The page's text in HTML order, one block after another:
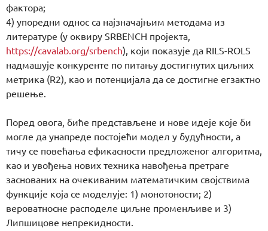
фактора;
4) упоредни однос са најзначајњим методама из
литературе (у оквиру SRBENCH пројекта,
https://cavalab.org/srbench), који показује да RILS-ROLS
надмашује конкуренте по питању достигнутих циљних
метрика (R2), као и потенцијала да се достигне егзактно
решење.
Поред овога, биће представљене и нове идеје које би
могле да унапреде постојећи модел у будућности, а
тичу се повећања ефикасности предложеног алгоритма,
као и увођења нових техника навођења претраге
заснованих на очекиваним математичким својствима
функције која се моделује: 1) монотоности; 2)
вероватносне расподеле циљне променљиве и 3)
Липшицове непрекидности.